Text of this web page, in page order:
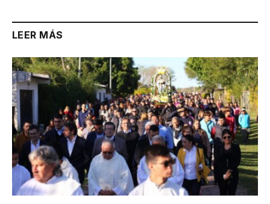
LEER MÁS